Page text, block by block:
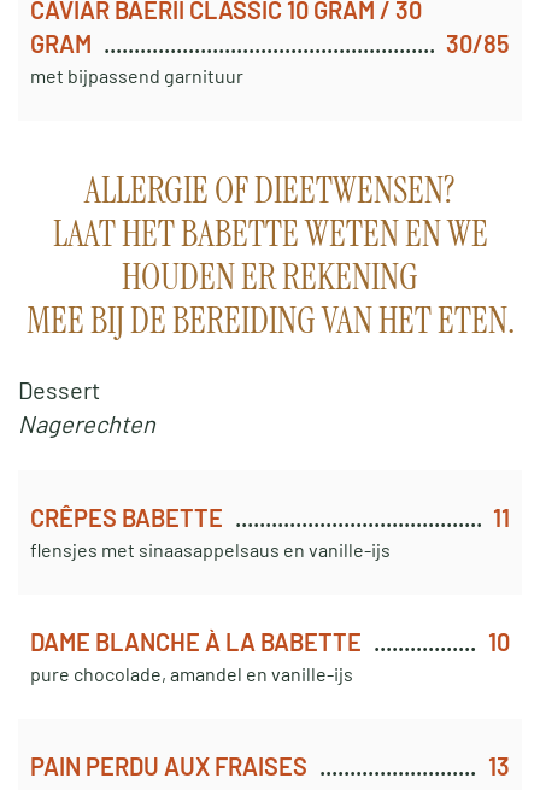
CAVIAR BAERII CLASSIC 10 GRAM / 30
GRAM
30/85
met bijpassend garnituur
ALLERGIE OF DIEETWENSEN?
LAAT HET BABETTE WETEN EN WE
HOUDEN ER REKENING
MEE BIJ DE BEREIDING VAN HET ETEN.
Dessert
Nagerechten
CRÊPES BABETTE 11
flensjes met sinaasappelsaus en vanille-ijs
DAME BLANCHE À LA BABETTE 10
pure chocolade, amandel en vanille-ijs
PAIN PERDU AUX FRAISES 13